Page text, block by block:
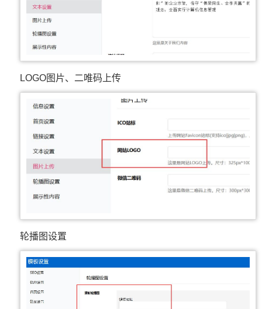
LOGO图片、二唯码上传
轮播图设置